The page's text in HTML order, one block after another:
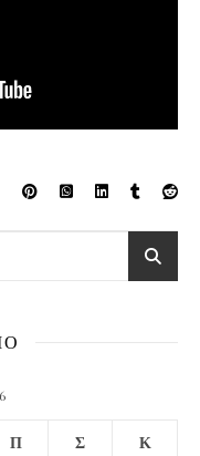
Π Σ Κ